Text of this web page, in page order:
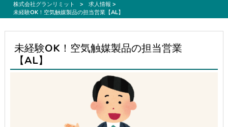
株式会社グランリミット > 求人情報 >
未経験OK！空気触媒製品の担当営業【AL】
未経験OK！空気触媒製品の担当営業
【AL】